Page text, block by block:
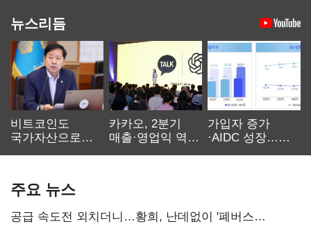
뉴스리듬
비트코인도
국가자산으로…'
카카오, 2분기
매출·영업익 역대
가입자 증가
·AIDC 성장…
주요 뉴스
공급 속도전 외치더니…황희, 난데없이 '폐버스